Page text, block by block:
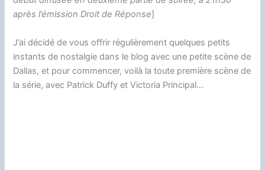
après l’émission Droit de Réponse]
J’ai décidé de vous offrir régulièrement quelques petits
instants de nostalgie dans le blog avec une petite scène de
Dallas, et pour commencer, voilà la toute première scène de
la série, avec Patrick Duffy et Victoria Principal…